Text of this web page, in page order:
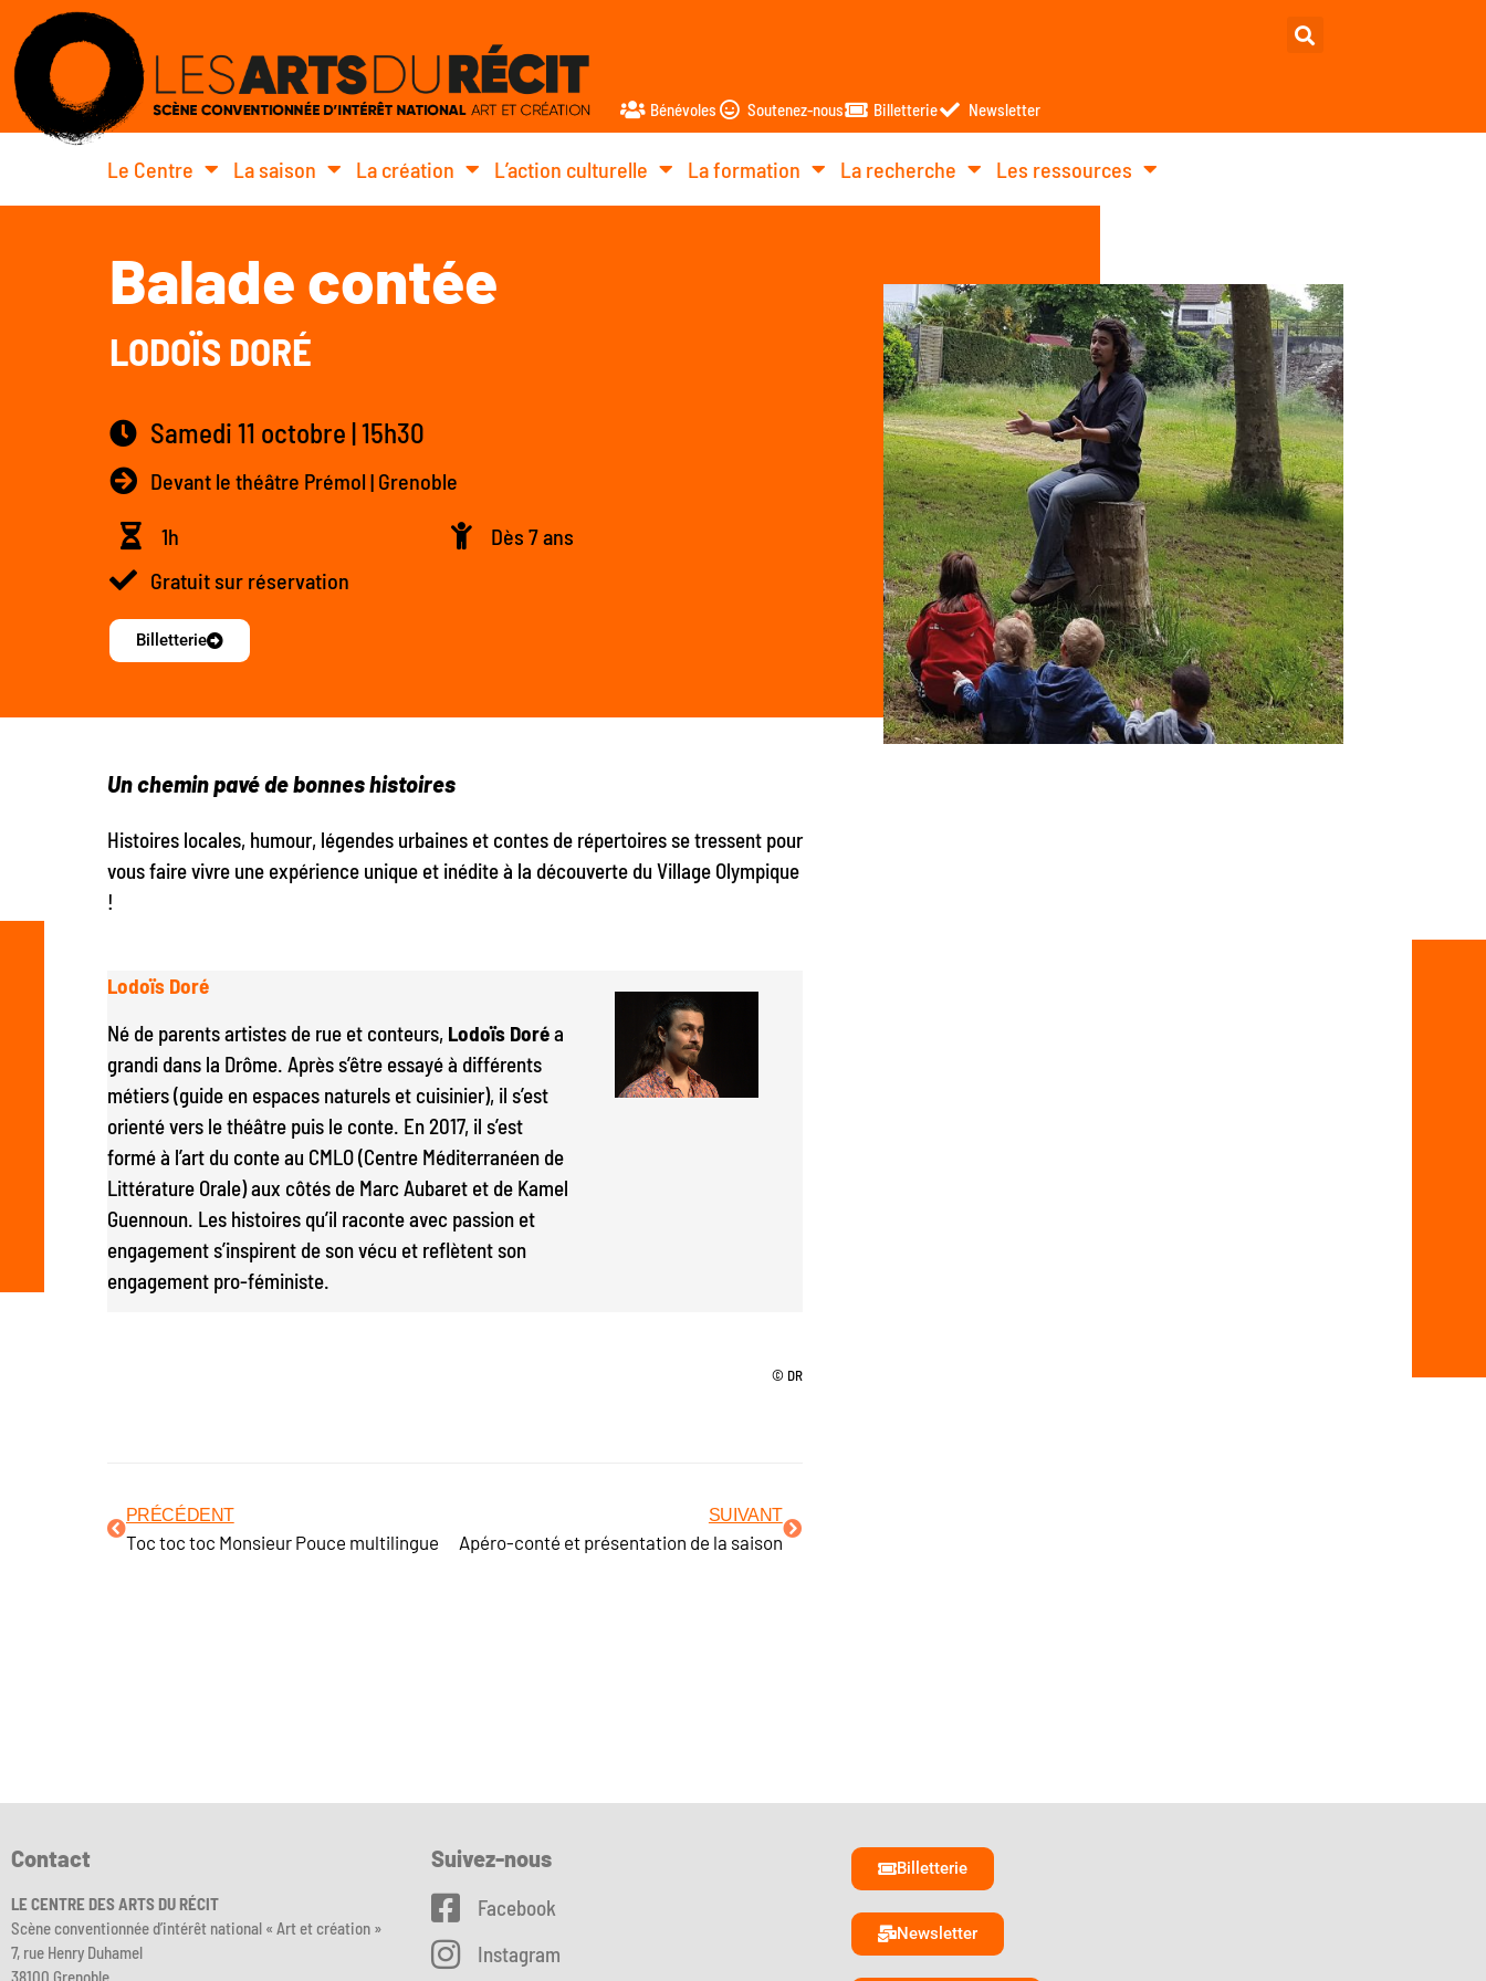
Bénévoles Soutenez-nous Billetterie Newsletter
Le Centre La saison La création L’action culturelle La formation La recherche Les ressources
Balade contée
LODOÏS DORÉ
Samedi 11 octobre | 15h30
Devant le théâtre Prémol | Grenoble
1h
Dès 7 ans
Gratuit sur réservation
Billetterie
Un chemin pavé de bonnes histoires
Histoires locales, humour, légendes urbaines et contes de répertoires se tressent pour
vous faire vivre une expérience unique et inédite à la découverte du Village Olympique
!
Lodoïs Doré
Né de parents artistes de rue et conteurs, Lodoïs Doréa
grandi dans la Drôme. Après s’être essayé à différents
métiers (guide en espaces naturels et cuisinier), il s’est
orienté vers le théâtre puis le conte. En 2017, il s’est
formé à l’art du conte au CMLO (Centre Méditerranéen de
Littérature Orale) aux côtés de Marc Aubaret et de Kamel
Guennoun. Les histoires qu’il raconte avec passion et
engagement s’inspirent de son vécu et reflètent son
engagement pro-féministe.
© DR
PRÉCÉDENT
Toc toc toc Monsieur Pouce multilingue
SUIVANT
Apéro-conté et présentation de la saison
Contact
LE CENTRE DES ARTS DU RÉCIT
Scène conventionnée d’intérêt national « Art et création »
7, rue Henry Duhamel
38100 Grenoble
Suivez-nous
Facebook
Instagram
Billetterie
Newsletter